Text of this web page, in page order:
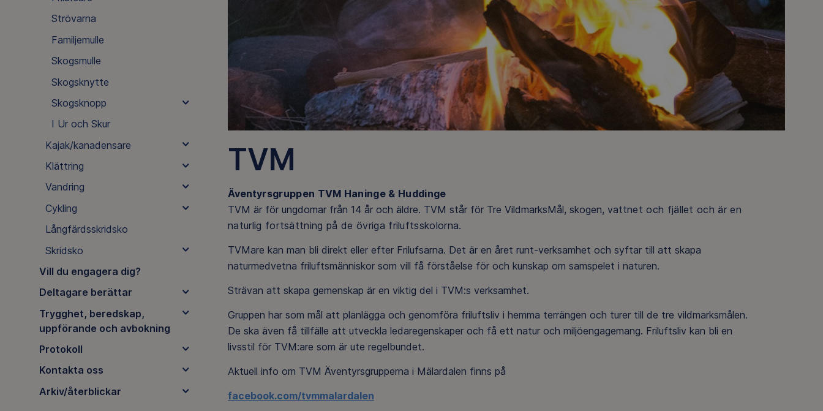
Strövarna
Familjemulle
Skogsmulle
Skogsknytte
Skogsknopp
I Ur och Skur
Kajak/kanadensare
Klättring
Vandring
Cykling
Långfärdsskridsko
Skridsko
Vill du engagera dig?
Deltagare berättar
Trygghet, beredskap,
uppförande och avbokning
Protokoll
Kontakta oss
Arkiv/återblickar
TVM
Äventyrsgruppen TVM Haninge & Huddinge
TVM är för ungdomar från 14 år och äldre. TVM står för Tre VildmarksMål, skogen, vattnet och fjället och är en
naturlig fortsättning på de övriga friluftsskolorna.
TVMare kan man bli direkt eller efter Frilufsarna. Det är en året runt-verksamhet och syftar till att skapa
naturmedvetna friluftsmänniskor som vill få förståelse för och kunskap om samspelet i naturen.
Strävan att skapa gemenskap är en viktig del i TVM:s verksamhet.
Gruppen har som mål att planlägga och genomföra friluftsliv i hemma terrängen och turer till de tre vildmarksmålen.
De ska även få tillfälle att utveckla ledaregenskaper och få ett natur och miljöengagemang. Friluftsliv kan bli en
livsstil för TVM:are som är ute regelbundet.
Aktuell info om TVM Äventyrsgrupperna i Mälardalen finns på
facebook.com/tvmmalardalen